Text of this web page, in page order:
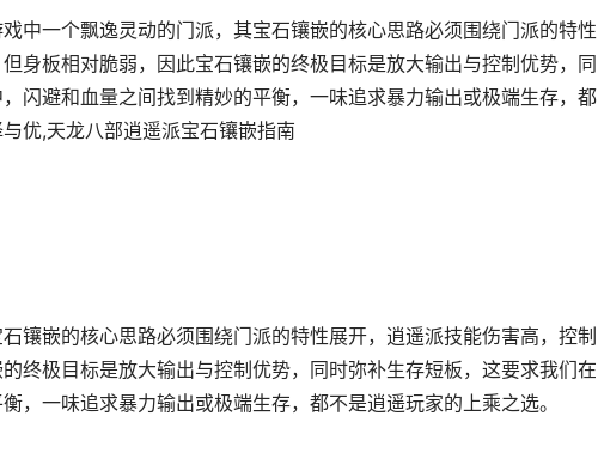
中一个飘逸灵动的门派，其宝石镶嵌的核心思路必须围绕门派的特性
身板相对脆弱，因此宝石镶嵌的终极目标是放大输出与控制优势，同
闪避和血量之间找到精妙的平衡，一味追求暴力输出或极端生存，都
优,天龙八部逍遥派宝石镶嵌指南
镶嵌的核心思路必须围绕门派的特性展开，逍遥派技能伤害高，控制
终极目标是放大输出与控制优势，同时弥补生存短板，这要求我们在
，一味追求暴力输出或极端生存，都不是逍遥玩家的上乘之选。